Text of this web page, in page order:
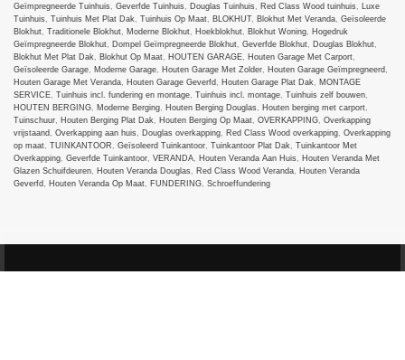
Geïmpregneerde Tuinhuis , Geverfde Tuinhuis , Douglas Tuinhuis , Red Class Wood tuinhuis , Luxe
Tuinhuis , Tuinhuis Met Plat Dak, Tuinhuis Op Maat, BLOKHUT, Blokhut Met Veranda, Geïsoleerde
Blokhut, Traditionele Blokhut, Moderne Blokhut, Hoekblokhut, Blokhut Woning, Hogedruk
Geïmpregneerde Blokhut, Dompel Geïmpregneerde Blokhut, Geverfde Blokhut, Douglas Blokhut,
Blokhut Met Plat Dak, Blokhut Op Maat, HOUTEN GARAGE, Houten Garage Met Carport,
Geïsoleerde Garage, Moderne Garage, Houten Garage Met Zolder, Houten Garage Geïmpregneerd ,
Houten Garage Met Veranda, Houten Garage Geverfd , Houten Garage Plat Dak, MONTAGE
SERVICE, Tuinhuis incl. fundering en montage, Tuinhuis incl. montage, Tuinhuis zelf bouwen,
HOUTEN BERGING, Moderne Berging, Houten Berging Douglas , Houten berging met carport,
Tuinschuur, Houten Berging Plat Dak, Houten Berging Op Maat, OVERKAPPING, Overkapping
vrijstaand , Overkapping aan huis , Douglas overkapping, Red Class Wood overkapping, Overkapping
op maat, TUINKANTOOR , Geïsoleerd Tuinkantoor, Tuinkantoor Plat Dak, Tuinkantoor Met
Overkapping, Geverfde Tuinkantoor, VERANDA, Houten Veranda Aan Huis , Houten Veranda Met
Glazen Schuifdeuren, Houten Veranda Douglas , Red Class Wood Veranda, Houten Veranda
Geverfd , Houten Veranda Op Maat, FUNDERING, Schroeffundering